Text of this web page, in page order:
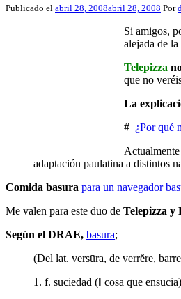
Publicado el abril 28, 2008abril 28, 2008 Por
Si amigos,
alejada de
Telepizza
que no
La
# ¿Por qué
adaptación paulatina a distintos
Comida basura para un navegador
Me valen para este duo de Telepizza y
Según el DRAE, basura;
(Del lat. versūra, de verrĕre,
1. f. suciedad (‖ cosa que